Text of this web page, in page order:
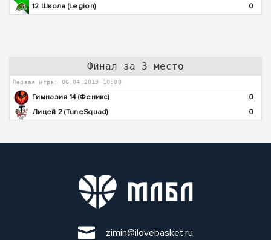
12 Школа (Legion)
0
Финал за 3 место
Первая игра: 06.04.2019 10:00
Гимназия 14 (Феникс)
0
Лицей 2 (TuneSquad)
0
zimin@ilovebasket.ru